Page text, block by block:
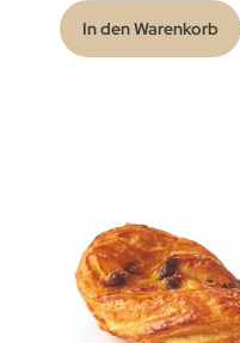
In den Warenkorb